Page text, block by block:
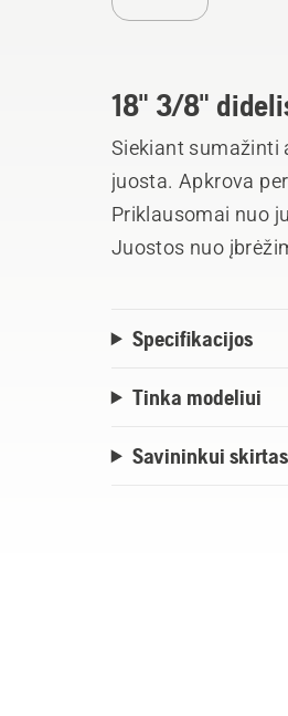
18" 3/8"
Siekiant sumažinti
juosta. Apkrova
Priklausomai nuo
Juostos nuo
Specifikacijos
Tinka modeliui
Savininkui